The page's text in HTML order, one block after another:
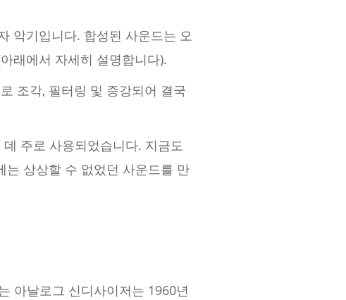
악기입니다. 합성된 사운드는 오
래에서 자세히 설명합니다).
조각, 필터링 및 증강되어 결국
주로 사용되었습니다. 지금도
는 상상할 수 없었던 사운드를 만
아날로그 신디사이저는 1960년